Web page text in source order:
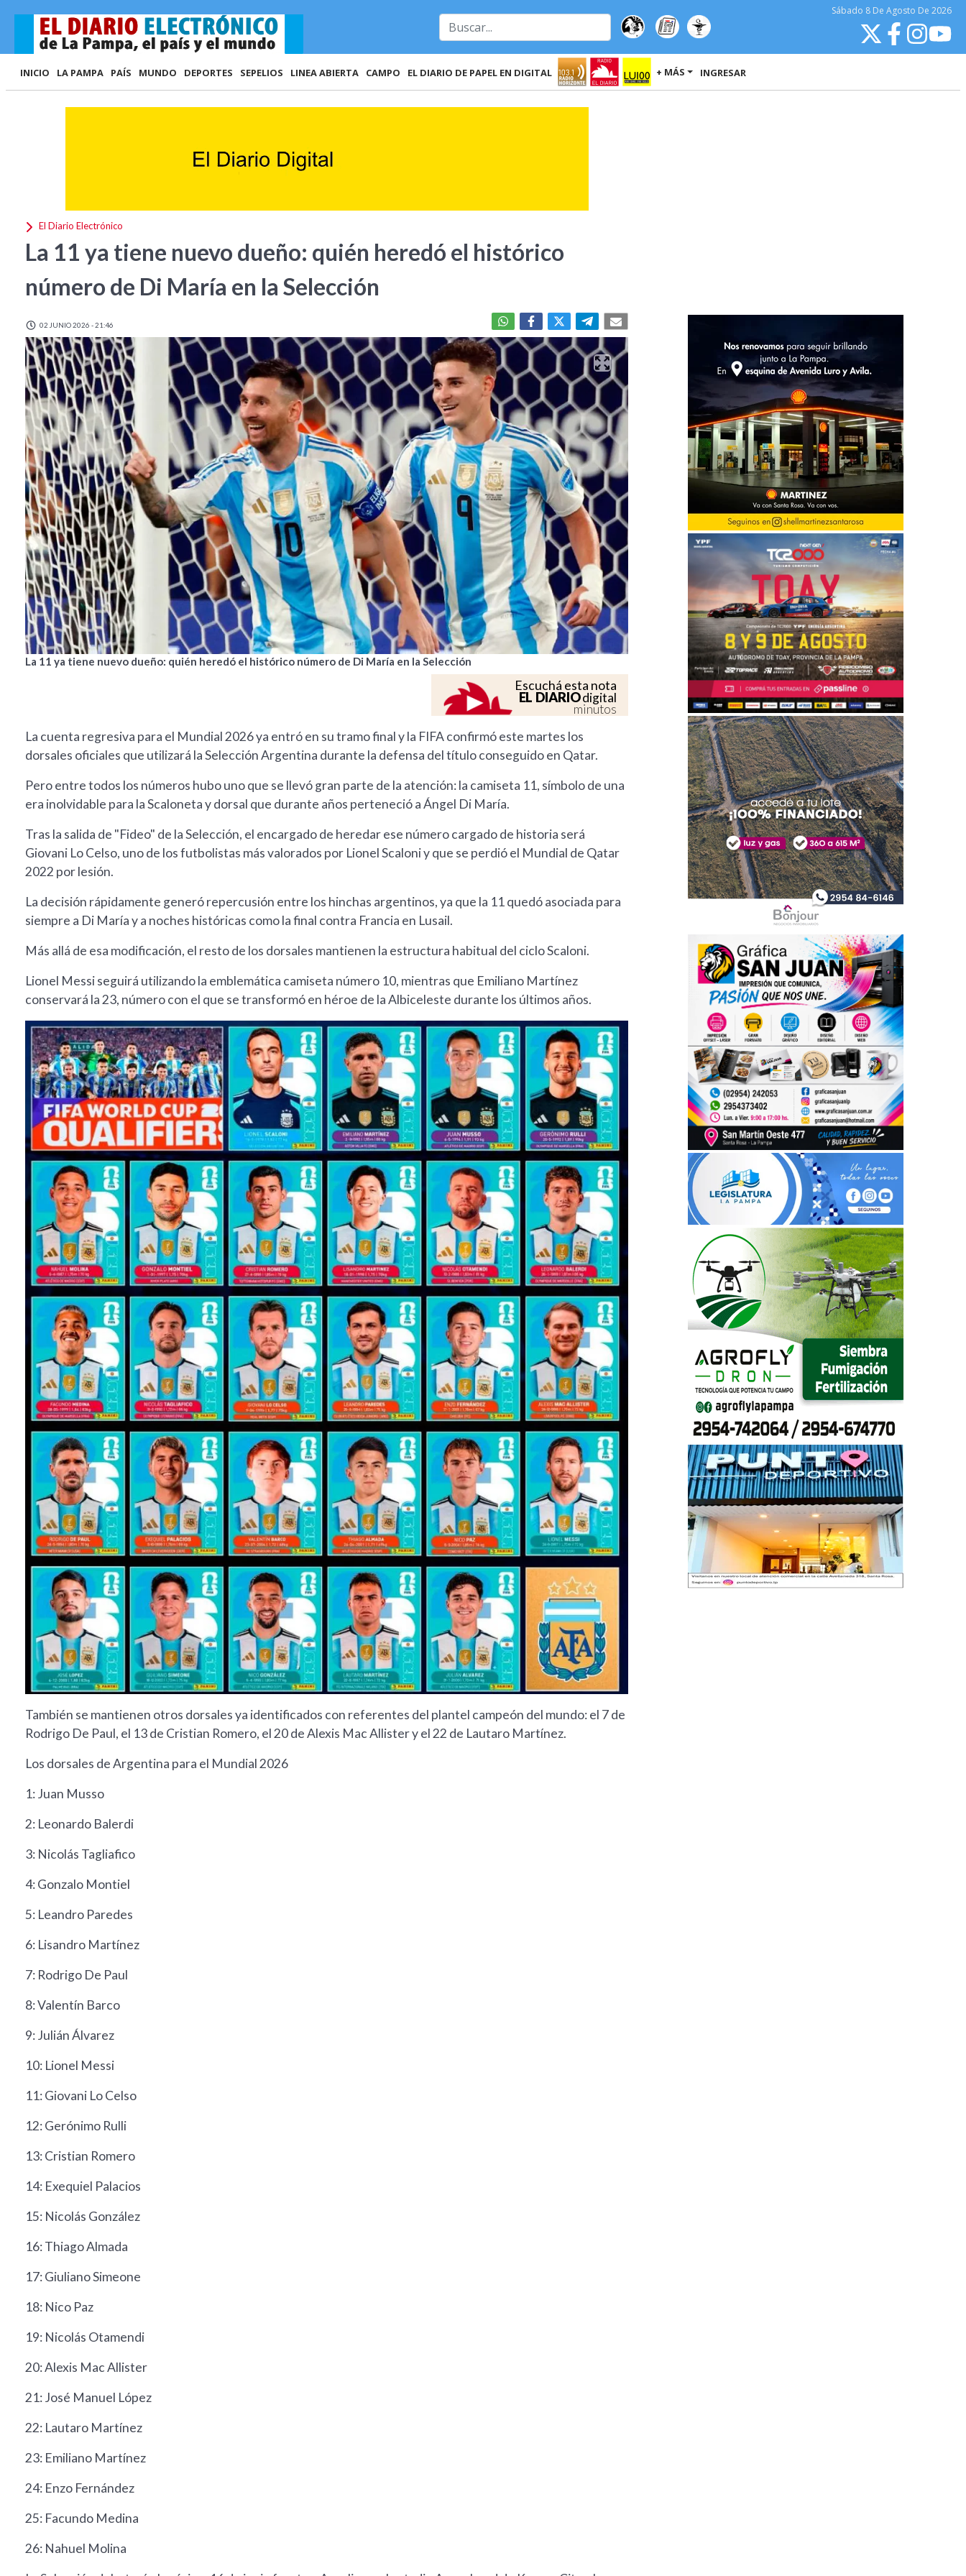
Sábado 8 De Agosto De 2026
INICIO LA PAMPA PAÍS MUNDO DEPORTES SEPELIOS LINEA ABIERTA CAMPO EL DIARIO DE PAPEL EN DIGITAL + MÁS INGRESAR
El Diario Electrónico
La 11 ya tiene nuevo dueño: quién heredó el histórico
número de Di María en la Selección
02 JUNIO 2026 - 21:46
La 11 ya tiene nuevo dueño: quién heredó el histórico número de Di María en la Selección
Escuchá esta nota
EL DIARIOdigital
minutos
La cuenta regresiva para el Mundial 2026 ya entró en su tramo final y la FIFA confirmó este martes los
dorsales oficiales que utilizará la Selección Argentina durante la defensa del título conseguido en Qatar.
Pero entre todos los números hubo uno que se llevó gran parte de la atención: la camiseta 11, símbolo de una
era inolvidable para la Scaloneta y dorsal que durante años perteneció a Ángel Di María.
Tras la salida de "Fideo" de la Selección, el encargado de heredar ese número cargado de historia será
Giovani Lo Celso, uno de los futbolistas más valorados por Lionel Scaloni y que se perdió el Mundial de Qatar
2022 por lesión.
La decisión rápidamente generó repercusión entre los hinchas argentinos, ya que la 11 quedó asociada para
siempre a Di María y a noches históricas como la final contra Francia en Lusail.
Más allá de esa modificación, el resto de los dorsales mantienen la estructura habitual del ciclo Scaloni.
Lionel Messi seguirá utilizando la emblemática camiseta número 10, mientras que Emiliano Martínez
conservará la 23, número con el que se transformó en héroe de la Albiceleste durante los últimos años.
También se mantienen otros dorsales ya identificados con referentes del plantel campeón del mundo: el 7 de
Rodrigo De Paul, el 13 de Cristian Romero, el 20 de Alexis Mac Allister y el 22 de Lautaro Martínez.
Los dorsales de Argentina para el Mundial 2026
1: Juan Musso
2: Leonardo Balerdi
3: Nicolás Tagliafico
4: Gonzalo Montiel
5: Leandro Paredes
6: Lisandro Martínez
7: Rodrigo De Paul
8: Valentín Barco
9: Julián Álvarez
10: Lionel Messi
11: Giovani Lo Celso
12: Gerónimo Rulli
13: Cristian Romero
14: Exequiel Palacios
15: Nicolás González
16: Thiago Almada
17: Giuliano Simeone
18: Nico Paz
19: Nicolás Otamendi
20: Alexis Mac Allister
21: José Manuel López
22: Lautaro Martínez
23: Emiliano Martínez
24: Enzo Fernández
25: Facundo Medina
26: Nahuel Molina